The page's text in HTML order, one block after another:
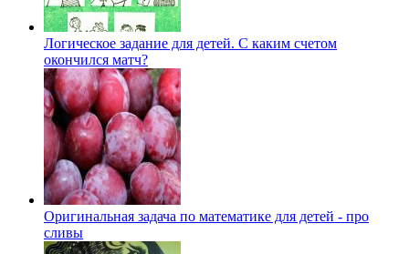
Логическое задание для детей. С каким счетом
окончился матч?
Оригинальная задача по математике для детей - про
сливы